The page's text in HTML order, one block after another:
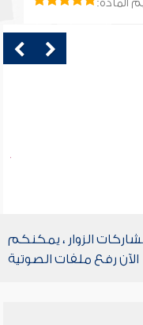
المادة:
الزوار ، يمكنكم
الآن رفع ملفات الصوتية